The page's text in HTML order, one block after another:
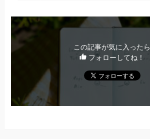
この記事が気に入ったら
フォローしてね！